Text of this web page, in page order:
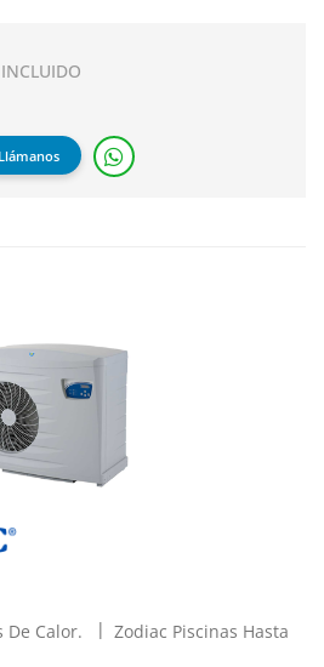
Llámanos
De Calor.
Zodiac Piscinas Hasta